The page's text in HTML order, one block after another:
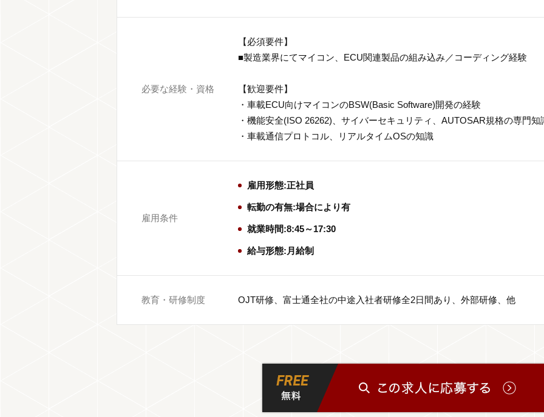
必要な経験・資格
【必須要件】
■製造業界にてマイコン、ECU関連製品の組み込み／コーディング経験
【歓迎要件】
・車載ECU向けマイコンのBSW(Basic Software)開発の経験
・機能安全(ISO 26262)、サイバーセキュリティ、AUTOSAR規格の専門知
・車載通信プロトコル、リアルタイムOSの知識
雇用条件
雇用形態:正社員
転勤の有無:場合により有
就業時間:8:45～17:30
給与形態:月給制
教育・研修制度 OJT研修、富士通全社の中途入社者研修全2日間あり、外部研修、他